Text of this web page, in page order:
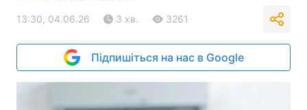
13:30, 04.06.26 3 хв. 3261
Підпишіться на нас в Google